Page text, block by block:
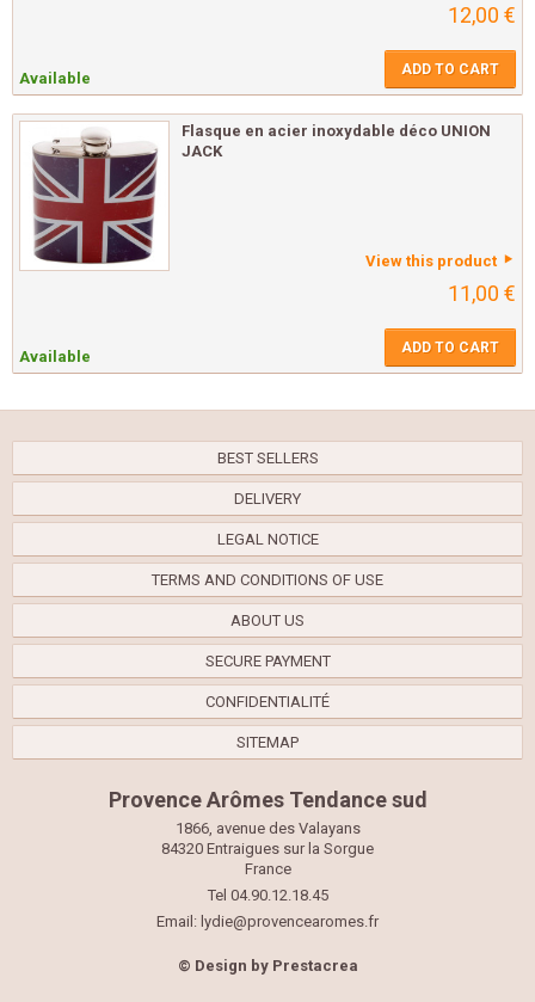
12,00 €
Available ADD TO CART
Flasque en acier inoxydable déco UNION
JACK
View this product
11,00 €
Available ADD TO CART
BEST SELLERS
DELIVERY
LEGAL NOTICE
TERMS AND CONDITIONS OF USE
ABOUT US
SECURE PAYMENT
CONFIDENTIALITÉ
SITEMAP
Provence Arômes Tendance sud
1866, avenue des Valayans
84320 Entraigues sur la Sorgue
France
Tel 04.90.12.18.45
Email: lydie@provencearomes.fr
© Design by Prestacrea